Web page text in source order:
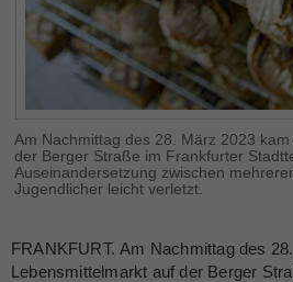
Am Nachmittag des 28. März 2023
der Berger Straße im Frankfurter
Auseinandersetzung zwischen
Jugendlicher leicht verletzt.
FRANKFURT. Am Nachmittag des
Lebensmittelmarkt auf der Berger